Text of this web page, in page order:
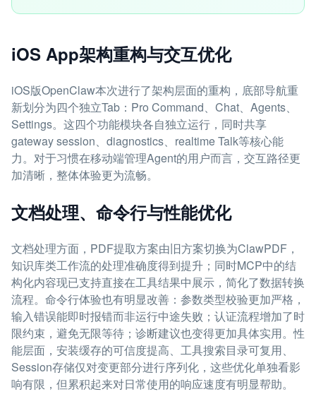
iOS App架构重构与交互优化
iOS版OpenClaw本次进行了架构层面的重构，底部导航重
新划分为四个独立Tab：Pro Command、Chat、Agents、
Settings。这四个功能模块各自独立运行，同时共享
gateway session、diagnostics、realtime Talk等核心能
力。对于习惯在移动端管理Agent的用户而言，交互路径更
加清晰，整体体验更为流畅。
文档处理、命令行与性能优化
文档处理方面，PDF提取方案由旧方案切换为ClawPDF，
知识库类工作流的处理准确度得到提升；同时MCP中的结
构化内容现已支持直接在工具结果中展示，简化了数据转换
流程。命令行体验也有明显改善：参数类型校验更加严格，
输入错误能即时报错而非运行中途失败；认证流程增加了时
限约束，避免无限等待；诊断建议也变得更加具体实用。性
能层面，安装缓存的可信度提高、工具搜索目录可复用、
Session存储仅对变更部分进行序列化，这些优化单独看影
响有限，但累积起来对日常使用的响应速度有明显帮助。